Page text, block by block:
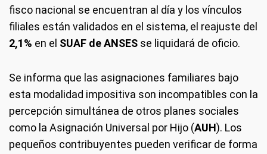
fisco nacional se encuentran al día y los vínculos
filiales están validados en el sistema, el reajuste del
2,1% en el SUAF de ANSES se liquidará de oficio.
Se informa que las asignaciones familiares bajo
esta modalidad impositiva son incompatibles con la
percepción simultánea de otros planes sociales
como la Asignación Universal por Hijo (AUH). Los
pequeños contribuyentes pueden verificar de forma